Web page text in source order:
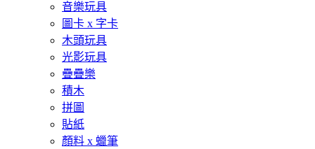
音樂玩具
圖卡 x 字卡
木頭玩具
光影玩具
疊疊樂
積木
拼圖
貼紙
顏料 x 蠟筆